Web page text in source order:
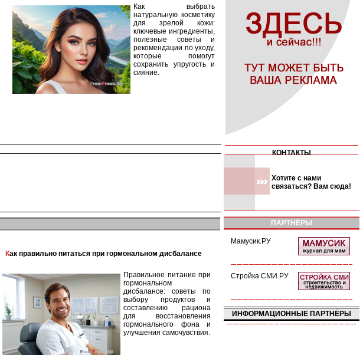
Как выбрать
натуральную косметику
для зрелой кожи:
ключевые ингредиенты,
полезные советы и
рекомендации по уходу,
которые помогут
сохранить упругость и
сияние.
КОНТАКТЫ
Хотите с нами
связаться? Вам сюда!
Как правильно питаться при гормональном дисбалансе
Правильное питание при
гормональном
дисбалансе: советы по
выбору продуктов и
составлению рациона
для восстановления
гормонального фона и
улучшения самочувствия.
ПАРТНЁРЫ
Мамусик.РУ
Стройка СМИ.РУ
ИНФОРМАЦИОННЫЕ ПАРТНЁРЫ